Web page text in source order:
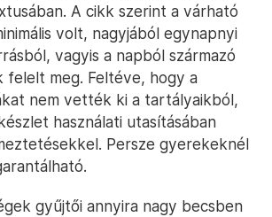
A cikk szerint a várható
volt, nagyjából egynapnyi
vagyis a napból származó
felelt meg. Feltéve, hogy a
nem vették ki a tartályaikból,
használati utasításában
Persze gyerekeknél
gyűjtői annyira nagy becsben